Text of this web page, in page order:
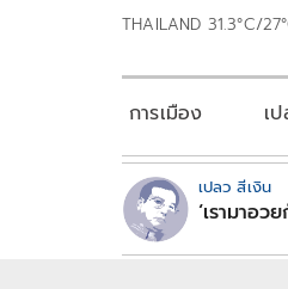
THAILAND 31.3°C/
การเมือง เ
เปลว สีเงิน
‘เรามาอว